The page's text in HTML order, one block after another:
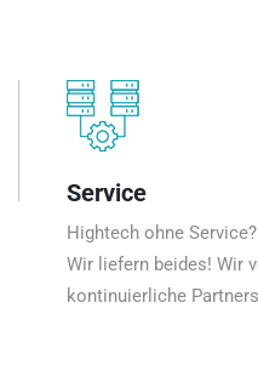
Service
Hightech ohne
Wir liefern beides! Wir
kontinuierliche